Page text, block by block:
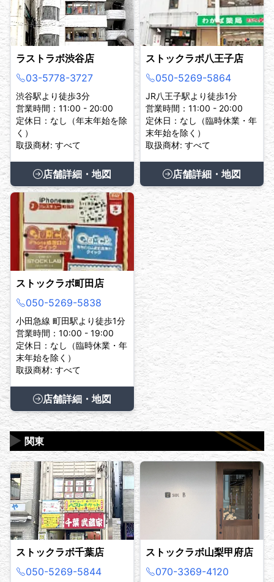
ラストラボ渋谷店
03-5778-3727
渋谷駅より徒歩3分
営業時間：11:00 - 20:00
定休日：なし（年末年始を除
く）
取扱商材: すべて
店舗詳細・地図
ストックラボ八王子店
050-5269-5864
JR八王子駅より徒歩1分
営業時間：11:00 - 20:00
定休日：なし（臨時休業・年
末年始を除く）
取扱商材: すべて
店舗詳細・地図
ストックラボ町田店
050-5269-5838
小田急線 町田駅より徒歩1分
営業時間：10:00 - 19:00
定休日：なし（臨時休業・年
末年始を除く）
取扱商材: すべて
店舗詳細・地図
関東
▶
ストックラボ千葉店
050-5269-5844
ストックラボ山梨甲府店
070-3369-4120